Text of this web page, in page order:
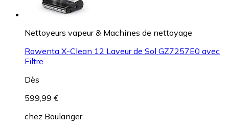
Nettoyeurs vapeur & Machines de nettoyage
Rowenta X-Clean 12 Laveur de Sol GZ7257E0 avec
Filtre
Dès
599,99 €
chez Boulanger